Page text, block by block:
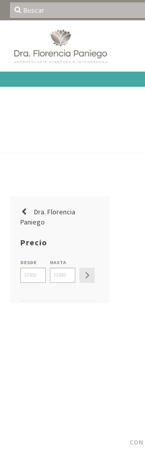
Dra. Florencia
Paniego
Precio
DESDE HASTA
CON